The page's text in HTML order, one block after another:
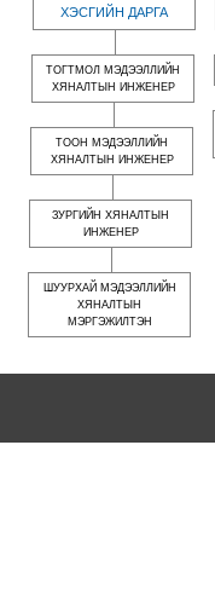
ХЭСГИЙН ДАРГА
ТОГТМОЛ МЭДЭЭЛЛИЙН
ХЯНАЛТЫН ИНЖЕНЕР
ТООН МЭДЭЭЛЛИЙН
ХЯНАЛТЫН ИНЖЕНЕР
ЗУРГИЙН ХЯНАЛТЫН
ИНЖЕНЕР
ШУУРХАЙ МЭДЭЭЛЛИЙН
ХЯНАЛТЫН
МЭРГЭЖИЛТЭН